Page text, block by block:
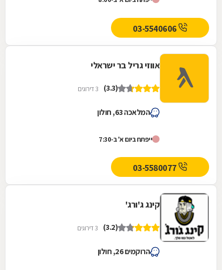
03-5540606
אווזי גריל בר ישראלי
(3.3) 3 דירוגים
המלאכה 63, חולון
ייפתח ביום א' ב-7:30
03-5580077
קינג ג'ורג'
(3.2) 3 דירוגים
הרוקמים 26, חולון